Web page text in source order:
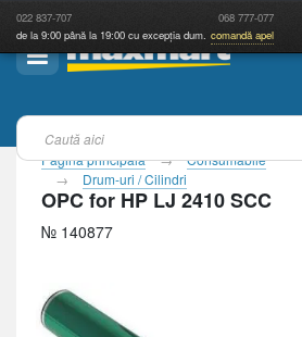
022 837-707 068 777-077
de la 9:00 până la 19:00 cu excepția dum. comandă apel
Pagina principală
Consumabile
Drum-uri / Cilindri
OPC for HP LJ 2410 SCC
№ 140877